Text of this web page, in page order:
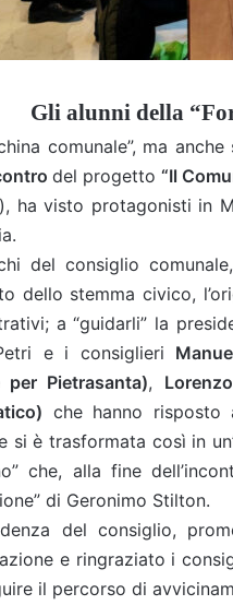
Gli alunni della
comunale”, ma
del progetto“Il
ha visto protagonisti in
del consiglio
dello stemma civico,
a “guidarli” la
e i consiglieri
per Pietrasanta),
che hanno
si è trasformata così in
che, alla fine
di Geronimo Stilton.
del consiglio,
e ringraziato i
il percorso di